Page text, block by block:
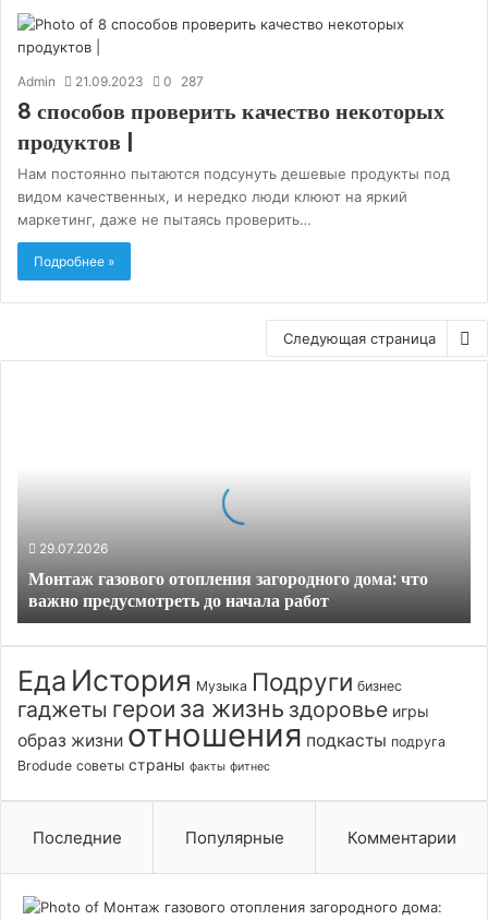
Admin 21.09.2023 0 287
8 способов проверить качество некоторых
продуктов |
Нам постоянно пытаются подсунуть дешевые продукты под
видом качественных, и нередко люди клюют на яркий
маркетинг, даже не пытаясь проверить…
Подробнее »
Следующая страница
предусмотреть
до
начала
работ
29.07.2026
Монтаж газового отопления загородного дома: что
важно предусмотреть до начала работ
Еда История Музыка Подруги бизнес
гаджеты герои за жизнь здоровье игры
образ жизни отношения подкасты подруга
Brodude советы страны факты фитнес
Последние Популярные Комментарии